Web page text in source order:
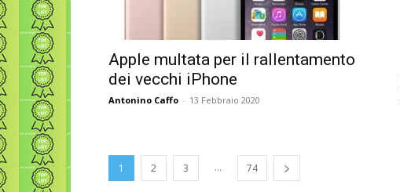
Apple multata per il rallentamento
dei vecchi iPhone
Antonino Caffo - 13 Febbraio 2020
1 2 3 ... 74